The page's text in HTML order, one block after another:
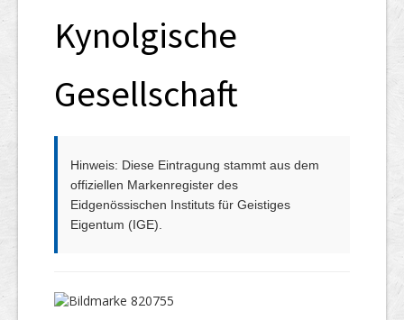
Kynolgische
Gesellschaft
Hinweis: Diese Eintragung stammt aus dem
offiziellen Markenregister des
Eidgenössischen Instituts für Geistiges
Eigentum (IGE).